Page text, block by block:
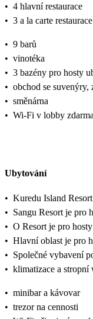
• 4 hlavní restaurace
• 3 a la carte restaurace
• 9 barů
• vinotéka
• 3 bazény pro hosty
• obchod se suvenýry,
• směnárna
• Wi-Fi v lobby zdarma
Ubytování
• Kuredu Island
• Sangu Resort je pro
• O Resort je pro
• Hlavní oblast je pro
• Společné vybavení
• klimatizace a stropní
• minibar a kávovar
• trezor na cennosti